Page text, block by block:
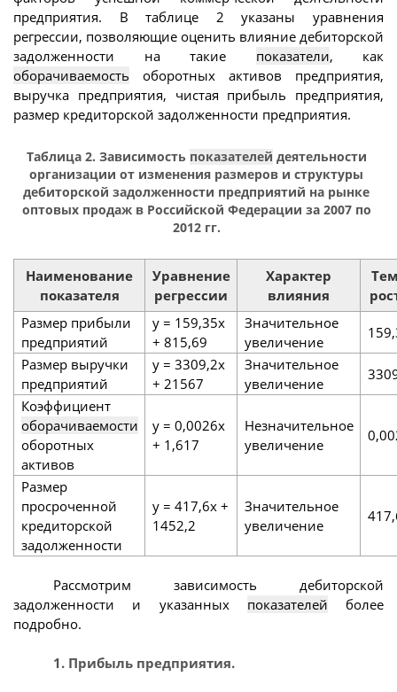
предприятия. В таблице 2 указаны уравнения
регрессии, позволяющие оценить влияние дебиторской
задолженности на такие показатели, как
оборачиваемость оборотных активов предприятия,
выручка предприятия, чистая прибыль предприятия,
размер кредиторской задолженности предприятия.
Таблица 2. Зависимость показателей деятельности
организации от изменения размеров и структуры
дебиторской задолженности предприятий на рынке
оптовых продаж в Российской Федерации за 2007 по
2012 гг.
Наименование
показателя
Уравнение
регрессии
Характер
влияния
Размер прибыли
предприятий
y = 159,35x
+ 815,69
Значительное
увеличение
Размер выручки
предприятий
y = 3309,2x
+ 21567
Значительное
увеличение
Коэффициент
оборачиваемости
оборотных
активов
y = 0,0026x
+ 1,617
Незначительное
увеличение
Размер
просроченной
кредиторской
задолженности
y = 417,6x +
1452,2
Значительное
увеличение
Рассмотрим зависимость дебиторской
задолженности и указанных показателей более
подробно.
1. Прибыль предприятия.